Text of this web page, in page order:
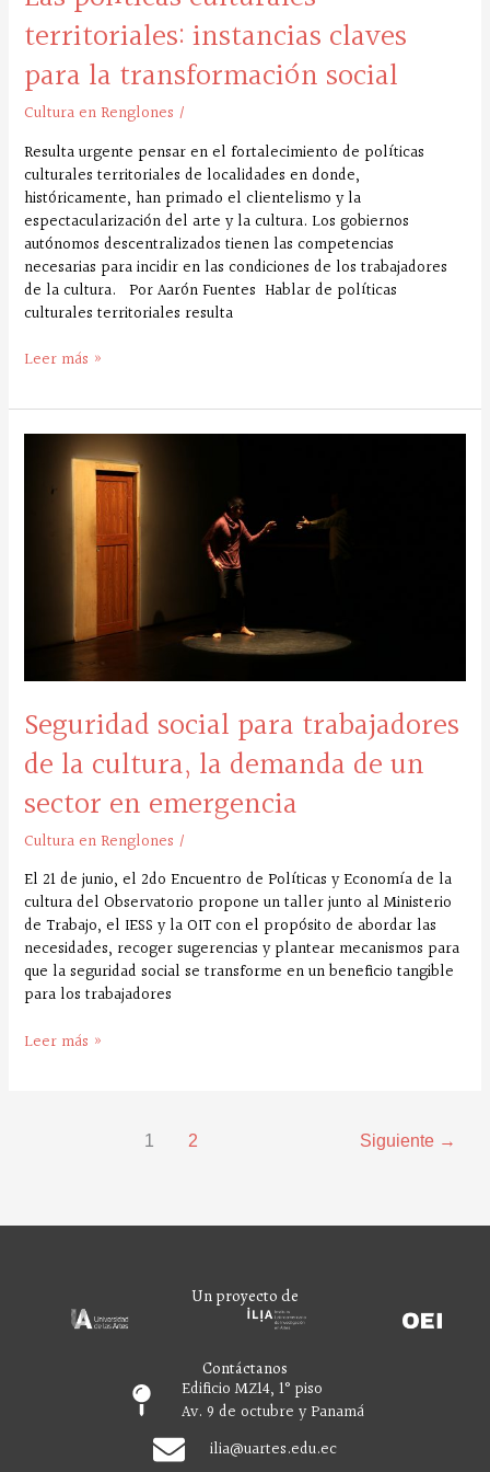
territoriales: instancias claves
para la transformación social
Cultura en Renglones /
Resulta urgente pensar en el fortalecimiento de políticas
culturales territoriales de localidades en donde,
históricamente, han primado el clientelismo y la
espectacularización del arte y la cultura. Los gobiernos
autónomos descentralizados tienen las competencias
necesarias para incidir en las condiciones de los trabajadores
de la cultura. Por Aarón Fuentes Hablar de políticas
culturales territoriales resulta
Leer más »
Seguridad social para trabajadores
de la cultura, la demanda de un
sector en emergencia
Cultura en Renglones /
El 21 de junio, el 2do Encuentro de Políticas y Economía de la
cultura del Observatorio propone un taller junto al Ministerio
de Trabajo, el IESS y la OIT con el propósito de abordar las
necesidades, recoger sugerencias y plantear mecanismos para
que la seguridad social se transforme en un beneficio tangible
para los trabajadores
Seguridad
para
trabajadores
demanda
en
emergencia
Leer más »
1 2 Siguiente →
Un proyecto de
Contáctanos
Edificio MZ14, 1° piso
Av. 9 de octubre y Panamá
ilia@uartes.edu.ec